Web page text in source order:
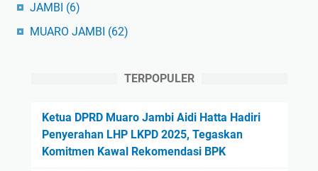
JAMBI (6)
MUARO JAMBI (62)
TERPOPULER
Ketua DPRD Muaro Jambi Aidi Hatta Hadiri
Penyerahan LHP LKPD 2025, Tegaskan
Komitmen Kawal Rekomendasi BPK